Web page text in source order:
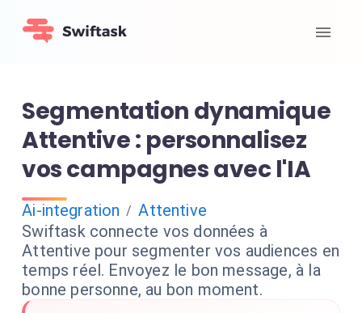
Segmentation dynamique
Attentive : personnalisez
vos campagnes avec l'IA
Ai-integration / Attentive
Swiftask connecte vos données à
Attentive pour segmenter vos audiences en
temps réel. Envoyez le bon message, à la
bonne personne, au bon moment.